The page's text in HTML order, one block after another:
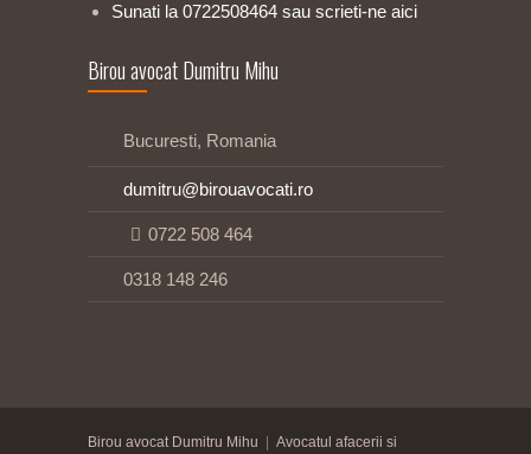
Sunati la 0722508464 sau scrieti-ne aici
Birou avocat Dumitru Mihu
Bucuresti, Romania
dumitru@birouavocati.ro
0722 508 464
0318 148 246
Birou avocat Dumitru Mihu Avocatul afacerii si